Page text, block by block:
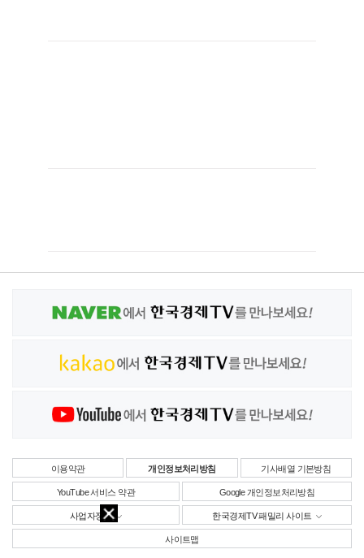
이용약관 개인정보처리방침 기사배열 기본방침
YouTube 서비스 약관 Google 개인정보처리방침
사업자정보 한국경제TV 패밀리 사이트
사이트맵